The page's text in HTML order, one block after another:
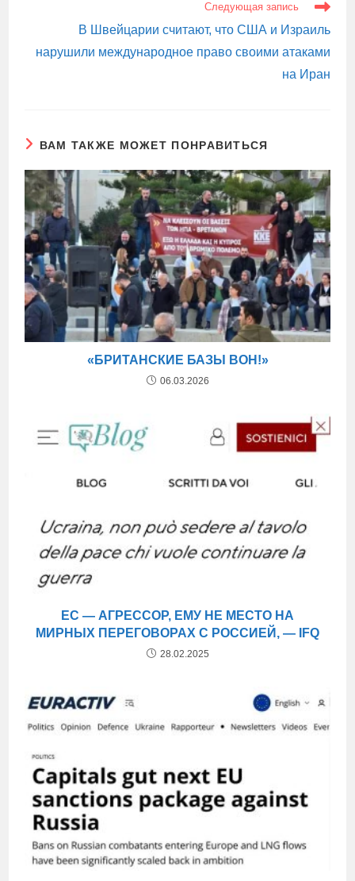
Следующая запись
В Швейцарии считают, что США и Израиль
нарушили международное право своими атаками
на Иран
ВАМ ТАКЖЕ МОЖЕТ ПОНРАВИТЬСЯ
«БРИТАНСКИЕ БАЗЫ ВОН!»
06.03.2026
ЕС — АГРЕССОР, ЕМУ НЕ МЕСТО НА
МИРНЫХ ПЕРЕГОВОРАХ С РОССИЕЙ, — IFQ
28.02.2025